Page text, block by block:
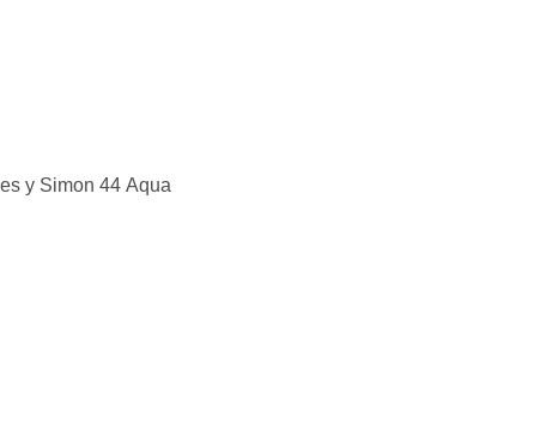
y Simon 44 Aqua